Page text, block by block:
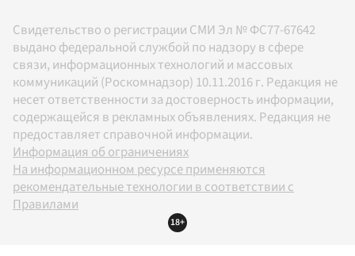
Свидетельство о регистрации СМИ Эл № ФС77-67642
выдано федеральной службой по надзору в сфере
связи, информационных технологий и массовых
коммуникаций (Роскомнадзор) 10.11.2016 г. Редакция не
несет ответственности за достоверность информации,
содержащейся в рекламных объявлениях. Редакция не
предоставляет справочной информации.
Информация об ограничениях
На информационном ресурсе применяются
рекомендательные технологии в соответствии с
Правилами
18+